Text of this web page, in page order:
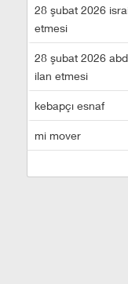
28 şubat 2026
etmesi
28 şubat 2026
ilan etmesi
kebapçı esnaf
mi mover